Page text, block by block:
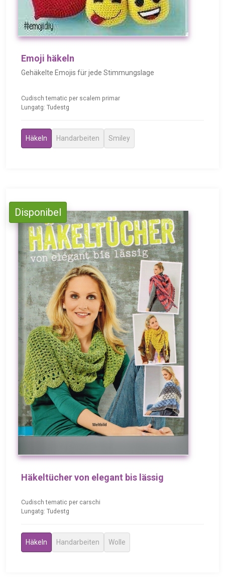
Emoji häkeln
Gehäkelte Emojis für jede Stimmungslage
Cudisch tematic per scalem primar
Lungatg: Tudestg
Häkeln Handarbeiten Smiley
Disponibel
Häkeltücher von elegant bis lässig
Cudisch tematic per carschi
Lungatg: Tudestg
Häkeln Handarbeiten Wolle